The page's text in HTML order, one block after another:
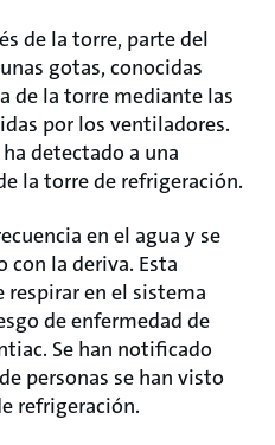
de la torre, parte del
gotas, conocidas
de la torre mediante las
por los ventiladores.
detectado a una
la torre de refrigeración.
en el agua y se
la deriva. Esta
respirar en el sistema
de enfermedad de
Se han notificado
personas se han visto
refrigeración.